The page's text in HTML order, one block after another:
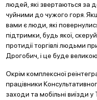
людей, які звертаються
чуйними до чужого горя.
вами є люди, які
підтримки, будь якої,
протидії торгівлі людьми
Дрогобич, і це буде
Окрім комплексної
працівники
заходи та мобільні виїзди у